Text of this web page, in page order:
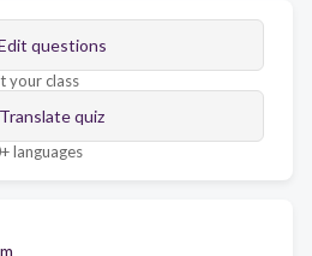
questions
your class
Translate quiz
languages